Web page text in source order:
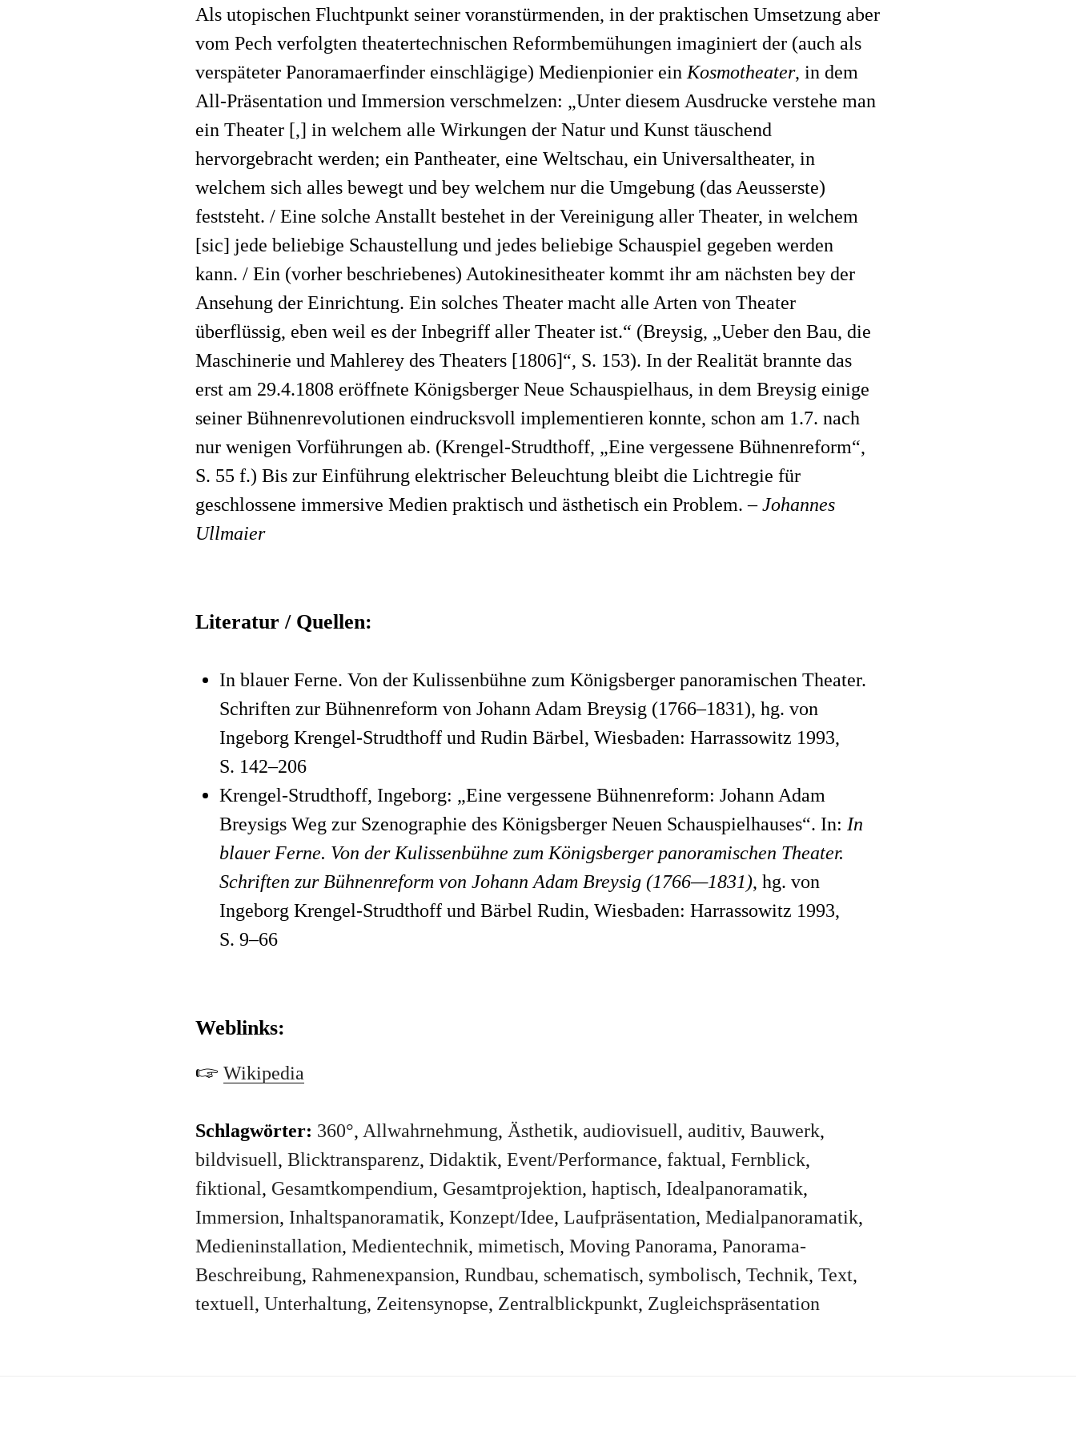
Als utopischen Fluchtpunkt seiner voranstürmenden, in der praktischen Umsetzung aber
vom Pech verfolgten theatertechnischen Reformbemühungen imaginiert der (auch als
verspäteter Panoramaerfinder einschlägige) Medienpionier ein Kosmotheater, in dem
All-Präsentation und Immersion verschmelzen: „Unter diesem Ausdrucke verstehe man
ein Theater [,] in welchem alle Wirkungen der Natur und Kunst täuschend
hervorgebracht werden; ein Pantheater, eine Weltschau, ein Universaltheater, in
welchem sich alles bewegt und bey welchem nur die Umgebung (das Aeusserste)
feststeht. / Eine solche Anstallt bestehet in der Vereinigung aller Theater, in welchem
[sic] jede beliebige Schaustellung und jedes beliebige Schauspiel gegeben werden
kann. / Ein (vorher beschriebenes) Autokinesitheater kommt ihr am nächsten bey der
Ansehung der Einrichtung. Ein solches Theater macht alle Arten von Theater
überflüssig, eben weil es der Inbegriff aller Theater ist.“ (Breysig, „Ueber den Bau, die
Maschinerie und Mahlerey des Theaters [1806]“, S. 153). In der Realität brannte das
erst am 29.4.1808 eröffnete Königsberger Neue Schauspielhaus, in dem Breysig einige
seiner Bühnenrevolutionen eindrucksvoll implementieren konnte, schon am 1.7. nach
nur wenigen Vorführungen ab. (Krengel-Strudthoff, „Eine vergessene Bühnenreform“,
S. 55 f.) Bis zur Einführung elektrischer Beleuchtung bleibt die Lichtregie für
geschlossene immersive Medien praktisch und ästhetisch ein Problem. –Johannes
Ullmaier
Literatur / Quellen:
In blauer Ferne. Von der Kulissenbühne zum Königsberger panoramischen Theater.
Schriften zur Bühnenreform von Johann Adam Breysig (1766–1831), hg. von
Ingeborg Krengel-Strudthoff und Rudin Bärbel, Wiesbaden: Harrassowitz 1993,
S. 142–206
Krengel-Strudthoff, Ingeborg: „Eine vergessene Bühnenreform: Johann Adam
Breysigs Weg zur Szenographie des Königsberger Neuen Schauspielhauses“. In: In
blauer Ferne. Von der Kulissenbühne zum Königsberger panoramischen Theater.
Schriften zur Bühnenreform von Johann Adam Breysig (1766—1831), hg. von
Ingeborg Krengel-Strudthoff und Bärbel Rudin, Wiesbaden: Harrassowitz 1993,
S. 9–66
Weblinks:
🖙 Wikipedia
Schlagwörter: 360°, Allwahrnehmung, Ästhetik, audiovisuell, auditiv, Bauwerk,
bildvisuell, Blicktransparenz, Didaktik, Event/Performance, faktual, Fernblick,
fiktional, Gesamtkompendium, Gesamtprojektion, haptisch, Idealpanoramatik,
Immersion, Inhaltspanoramatik, Konzept/Idee, Laufpräsentation, Medialpanoramatik,
Medieninstallation, Medientechnik, mimetisch, Moving Panorama, Panorama-
Beschreibung, Rahmenexpansion, Rundbau, schematisch, symbolisch, Technik, Text,
textuell, Unterhaltung, Zeitensynopse, Zentralblickpunkt, Zugleichspräsentation